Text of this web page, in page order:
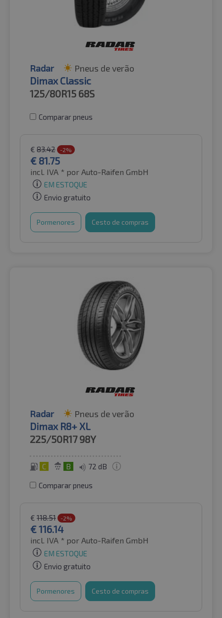
Radar Pneus de verão
Dimax Classic
125/80R15 68S
Comparar pneus
€ 83.42 -2%
€ 81.75
incl. IVA * por Auto-Raifen GmbH
EM ESTOQUE
Envio gratuito
Pormenores Cesto de compras
Radar Pneus de verão
Dimax R8+ XL
225/50R17 98Y
C B 72 dB
Comparar pneus
€ 118.51 -2%
€116.14
incl. IVA * por Auto-Raifen GmbH
EM ESTOQUE
Envio gratuito
Pormenores Cesto de compras